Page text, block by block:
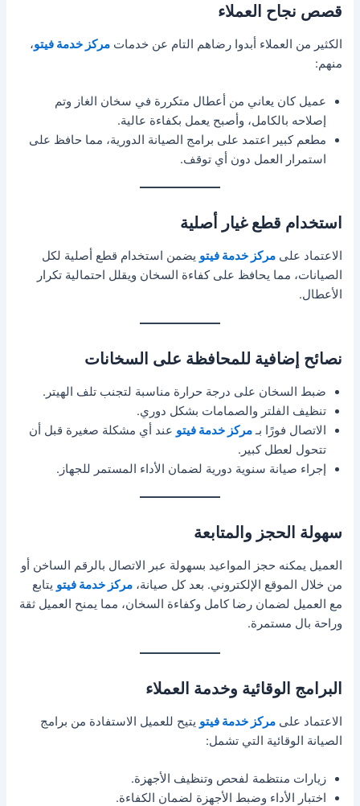
قصص نجاح العملاء
الكثير من العملاء أبدوا رضاهم التام عن خدماتمركز خدمة فيتو،
منهم:
عميل كان يعاني من أعطال متكررة في سخان الغاز وتم
إصلاحه بالكامل، وأصبح يعمل بكفاءة عالية.
مطعم كبير اعتمد على برامج الصيانة الدورية، مما حافظ على
استمرار العمل دون أي توقف.
استخدام قطع غيار أصلية
الاعتماد علىمركز خدمة فيتو يضمن استخدام قطع أصلية لكل
الصيانات، مما يحافظ على كفاءة السخان ويقلل احتمالية تكرار
الأعطال.
نصائح إضافية للمحافظة على السخانات
ضبط السخان على درجة حرارة مناسبة لتجنب تلف الهيتر.
تنظيف الفلتر والصمامات بشكل دوري.
الاتصال فورًا بـمركز خدمة فيتو عند أي مشكلة صغيرة قبل أن
تتحول لعطل كبير.
إجراء صيانة سنوية دورية لضمان الأداء المستمر للجهاز.
سهولة الحجز والمتابعة
العميل يمكنه حجز المواعيد بسهولة عبر الاتصال بالرقم الساخن أو
من خلال الموقع الإلكتروني. بعد كل صيانة،مركز خدمة فيتو يتابع
مع العميل لضمان رضا كامل وكفاءة السخان، مما يمنح العميل ثقة
وراحة بال مستمرة.
البرامج الوقائية وخدمة العملاء
الاعتماد علىمركز خدمة فيتو يتيح للعميل الاستفادة من برامج
الصيانة الوقائية التي تشمل:
زيارات منتظمة لفحص وتنظيف الأجهزة.
اختبار الأداء وضبط الأجهزة لضمان الكفاءة.